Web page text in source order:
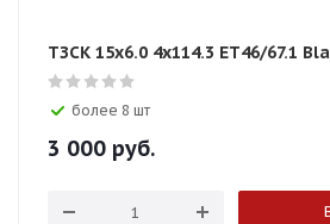
ТЗСК 15x6.0 4x114.3 ET46/67.1
более 8 шт
3 000 руб.